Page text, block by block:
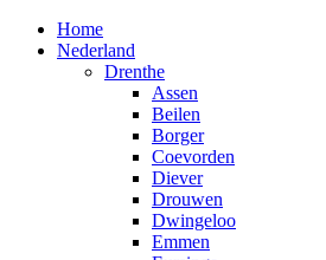
Home
Nederland
Drenthe
Assen
Beilen
Borger
Coevorden
Diever
Drouwen
Dwingeloo
Emmen